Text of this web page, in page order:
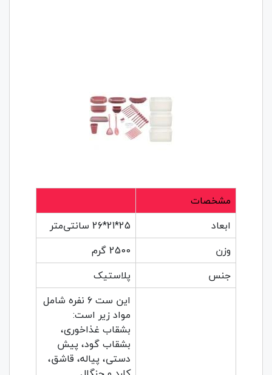
مشخصات
ابعاد
25*21*26 سانتی‌متر
وزن
2500 گرم
جنس
پلاستیک
این ست 6 نفره شامل
مواد زیر است:
بشقاب غذاخوری،
بشقاب گود، پیش
دستی، پیاله، قاشق،